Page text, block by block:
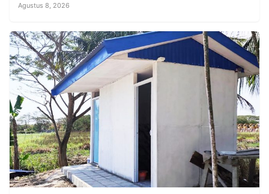
Agustus 8, 2026